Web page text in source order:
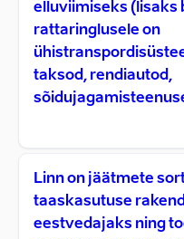
elluviimiseks (lisaks
rattaringlusele on
taksod, rendiautod,
Linn on jäätmete
taaskasutuse
eestvedajaks ning